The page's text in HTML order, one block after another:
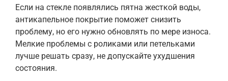
Если на стекле появлялись пятна жесткой воды,
антикапельное покрытие поможет снизить
проблему, но его нужно обновлять по мере износа.
Мелкие проблемы с роликами или петельками
лучше решать сразу, не допускайте ухудшения
состояния.